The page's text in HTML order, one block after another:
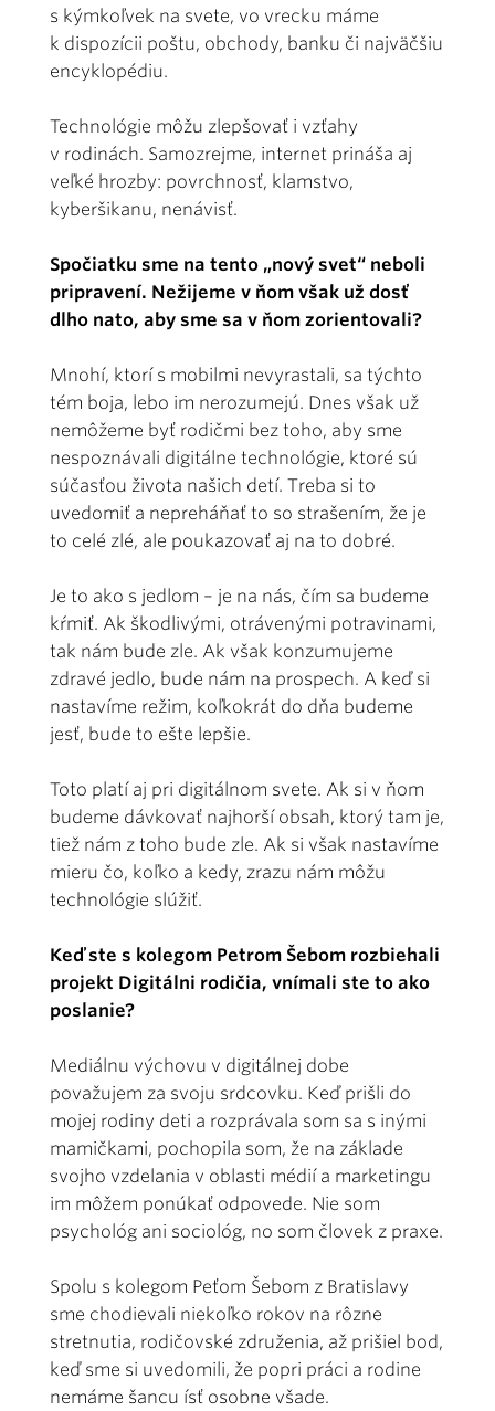
s kýmkoľvek na svete, vo vrecku máme
k dispozícii poštu, obchody, banku či najväčšiu
encyklopédiu.
Technológie môžu zlepšovať i vzťahy
v rodinách. Samozrejme, internet prináša aj
veľké hrozby: povrchnosť, klamstvo,
kyberšikanu, nenávisť.
Spočiatku sme na tento „nový svet“ neboli
pripravení. Nežijeme v ňom však už dosť
dlho nato, aby sme sa v ňom zorientovali?
Mnohí, ktorí s mobilmi nevyrastali, sa týchto
tém boja, lebo im nerozumejú. Dnes však už
nemôžeme byť rodičmi bez toho, aby sme
nespoznávali digitálne technológie, ktoré sú
súčasťou života našich detí. Treba si to
uvedomiť a nepreháňať to so strašením, že je
to celé zlé, ale poukazovať aj na to dobré.
Je to ako s jedlom – je na nás, čím sa budeme
kŕmiť. Ak škodlivými, otrávenými potravinami,
tak nám bude zle. Ak však konzumujeme
zdravé jedlo, bude nám na prospech. A keď si
nastavíme režim, koľkokrát do dňa budeme
jesť, bude to ešte lepšie.
Toto platí aj pri digitálnom svete. Ak si v ňom
budeme dávkovať najhorší obsah, ktorý tam je,
tiež nám z toho bude zle. Ak si však nastavíme
mieru čo, koľko a kedy, zrazu nám môžu
technológie slúžiť.
Keď ste s kolegom Petrom Šebom rozbiehali
projekt Digitálni rodičia, vnímali ste to ako
poslanie?
Mediálnu výchovu v digitálnej dobe
považujem za svoju srdcovku. Keď prišli do
mojej rodiny deti a rozprávala som sa s inými
mamičkami, pochopila som, že na základe
svojho vzdelania v oblasti médií a marketingu
im môžem ponúkať odpovede. Nie som
psychológ ani sociológ, no som človek z praxe.
Spolu s kolegom Peťom Šebom z Bratislavy
sme chodievali niekoľko rokov na rôzne
stretnutia, rodičovské združenia, až prišiel bod,
keď sme si uvedomili, že popri práci a rodine
nemáme šancu ísť osobne všade.